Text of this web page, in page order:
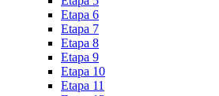
Etapa 6
Etapa 7
Etapa 8
Etapa 9
Etapa 10
Etapa 11